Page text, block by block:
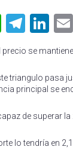
se
triangulo
principal se
de superar
lo tendría en